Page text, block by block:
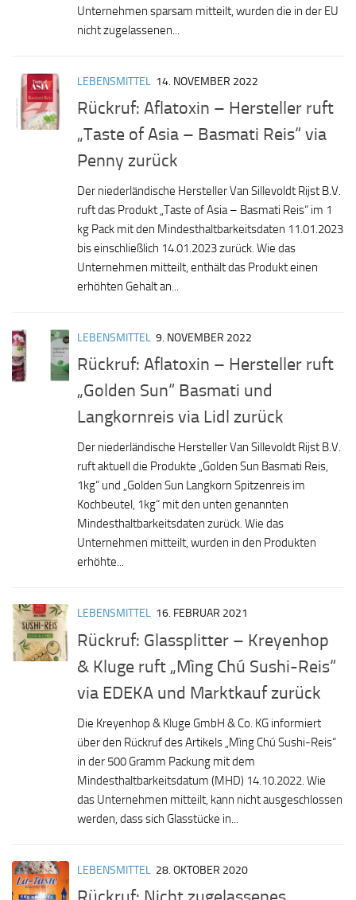
Unternehmen sparsam mitteilt, wurden die in der EU
nicht zugelassenen...
LEBENSMITTEL 14. NOVEMBER 2022
Rückruf: Aflatoxin – Hersteller ruft
„Taste of Asia – Basmati Reis“ via
Penny zurück
Der niederländische Hersteller Van Sillevoldt Rijst B.V.
ruft das Produkt „Taste of Asia – Basmati Reis“ im 1
kg Pack mit den Mindesthaltbarkeitsdaten 11.01.2023
bis einschließlich 14.01.2023 zurück. Wie das
Unternehmen mitteilt, enthält das Produkt einen
erhöhten Gehalt an...
LEBENSMITTEL 9. NOVEMBER 2022
Rückruf: Aflatoxin – Hersteller ruft
„Golden Sun“ Basmati und
Langkornreis via Lidl zurück
Der niederländische Hersteller Van Sillevoldt Rijst B.V.
ruft aktuell die Produkte „Golden Sun Basmati Reis,
1kg“ und „Golden Sun Langkorn Spitzenreis im
Kochbeutel, 1kg“ mit den unten genannten
Mindesthaltbarkeitsdaten zurück. Wie das
Unternehmen mitteilt, wurden in den Produkten
erhöhte...
LEBENSMITTEL 16. FEBRUAR 2021
Rückruf: Glassplitter – Kreyenhop
& Kluge ruft „Mìng Chú Sushi-Reis“
via EDEKA und Marktkauf zurück
Die Kreyenhop & Kluge GmbH & Co. KG informiert
über den Rückruf des Artikels „Mìng Chú Sushi-Reis“
in der 500 Gramm Packung mit dem
Mindesthaltbarkeitsdatum (MHD) 14.10.2022. Wie
das Unternehmen mitteilt, kann nicht ausgeschlossen
werden, dass sich Glasstücke in...
LEBENSMITTEL 28. OKTOBER 2020